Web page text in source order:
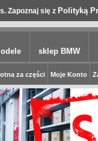
Zapoznaj się z Polityką
sklep BMW
za części Moje Konto